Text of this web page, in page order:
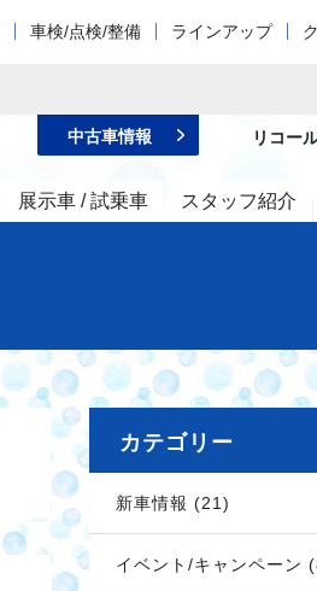
車検/点検/整備 ラインアップ
展示車 / 試乗車 スタッフ紹介
中古車情報 リコー
カテゴリー
新車情報 (21)
イベント/キャンペーン